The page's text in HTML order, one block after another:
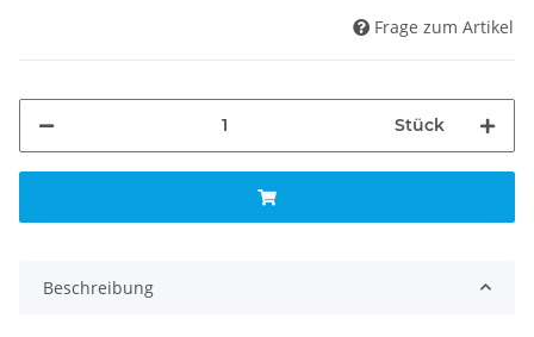
Frage zum Artikel
Stück
Beschreibung